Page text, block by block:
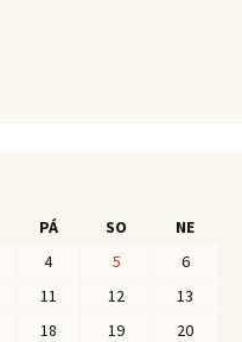
PÁ SO
NE
4 5
6
11 12
13
18 19
20